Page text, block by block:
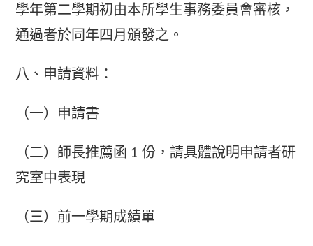
學年第二學期初由本所學生事務委員會審核，
通過者於同年四月頒發之。
八、申請資料：
（一）申請書
（二）師長推薦函 1 份，請具體說明申請者研
究室中表現
（三）前一學期成績單